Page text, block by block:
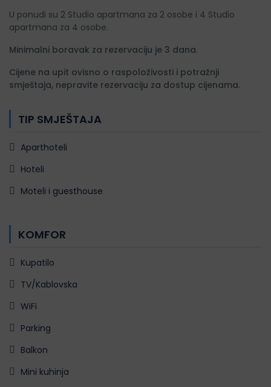
U ponudi su 2 Studio apartmana za 2 osobe i 4 Studio
apartmana za 4 osobe.
Minimalni boravak za rezervaciju je 3 dana.
Cijene na upit ovisno o raspoloživosti i potražnji
smještaja, nepravite rezervaciju za dostup cijenama.
TIP SMJEŠTAJA
Aparthoteli
Hoteli
Moteli i guesthouse
KOMFOR
Kupatilo
TV/Kablovska
WiFi
Parking
Balkon
Mini kuhinja